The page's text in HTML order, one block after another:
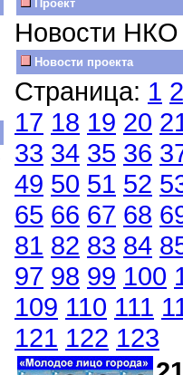
Проект
Новости НКО
Новости проекта
Страница: 1 2
17 18 19 20
33 34 35 36
49 50 51 52
65 66 67 68
81 82 83 84
97 98 99 100
109 110 111
121 122 123